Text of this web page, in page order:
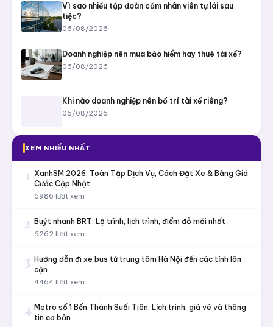
Vì sao nhiều tập đoàn cấm nhân viên tự lái sau
tiệc?
06/08/2026
Doanh nghiệp nên mua bảo hiểm hay thuê tài xế?
06/08/2026
Khi nào doanh nghiệp nên bố trí tài xế riêng?
06/08/2026
XEM NHIỀU NHẤT
1 XanhSM 2026: Toàn Tập Dịch Vụ, Cách Đặt Xe & Bảng Giá
Cước Cập Nhật
6986 lượt xem
2 Buýt nhanh BRT: Lộ trình, lịch trình, điểm đỗ mới nhất
6262 lượt xem
3 Hướng dẫn đi xe bus từ trung tâm Hà Nội đến các tỉnh lân
cận
4464 lượt xem
4 Metro số 1 Bến Thành Suối Tiên: Lịch trình, giá vé và thông
tin cơ bản